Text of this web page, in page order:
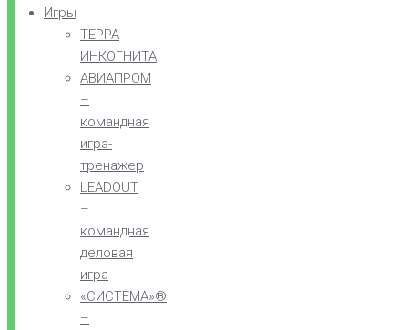
Игры
ТЕРРА
ИНКОГНИТА
АВИАПРОМ
–
командная
игра-
тренажер
LEADOUT
–
командная
деловая
игра
«СИСТЕМА»®
–